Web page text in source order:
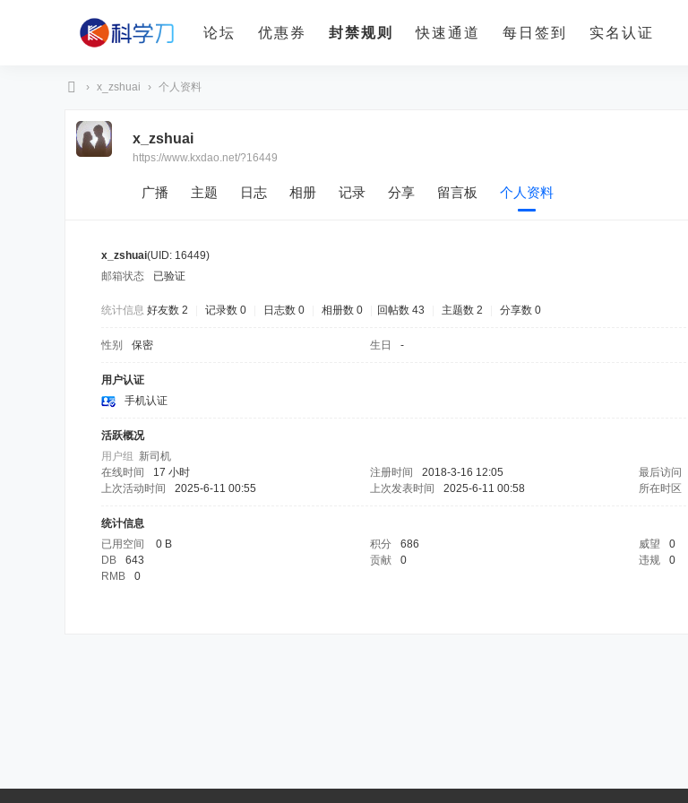
论坛 优惠券 封禁规则 快速通道 每日签到 实名认证
学
› x_zshuai › 个人资料
x_zshuai
https://www.kxdao.net/?16449
广播 主题 日志 相册 记录 分享 留言板 个人资料
x_zshuai(UID: 16449)
邮箱状态
已验证
统计信息 好友数 2 记录数 0 日志数 0 相册数 0 回帖数 43 主题数 2 分享数 0
性别 保密 生日 -
用户认证
手机认证
活跃概况
用户组 新司机
在线时间
17 小时 注册时间 2018-3-16 12:05 最后访问
上次活动时间
2025-6-11 00:55 上次发表时间 2025-6-11 00:58 所在时区
统计信息
已用空间
0 B 积分 686 威望
0
DB
643 贡献 0 违规
0
RMB
0